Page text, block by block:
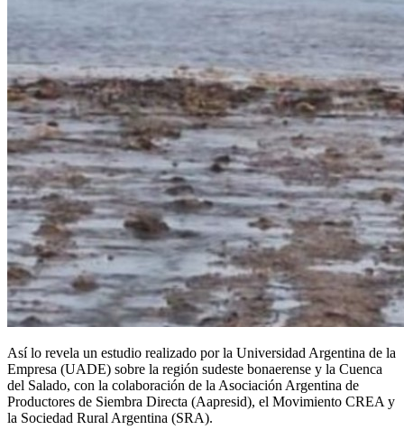
Así lo revela un estudio realizado por la Universidad Argentina de la
Empresa (UADE) sobre la región sudeste bonaerense y la Cuenca
del Salado, con la colaboración de la Asociación Argentina de
Productores de Siembra Directa (Aapresid), el Movimiento CREA y
la Sociedad Rural Argentina (SRA).